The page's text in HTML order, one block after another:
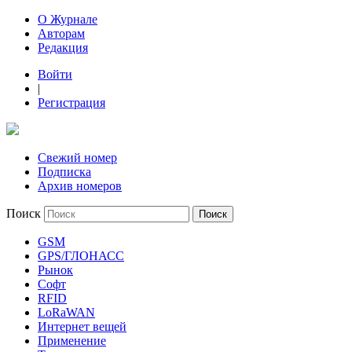
О Журнале
Авторам
Редакция
Войти
|
Регистрация
Свежий номер
Подписка
Архив номеров
Поиск
GSM
GPS/ГЛОНАСС
Рынок
Софт
RFID
LoRaWAN
Интернет вещей
Применение